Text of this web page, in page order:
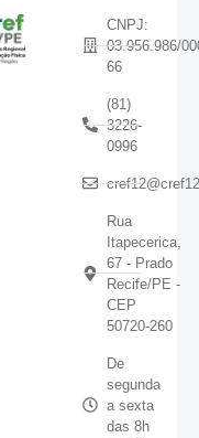
CNPJ:
03.956.986/
66
(81)
3226-
0996
Rua
Itapecerica,
67 - Prado
Recife/PE -
CEP
50720-260
De
segunda
a sexta
das 8h